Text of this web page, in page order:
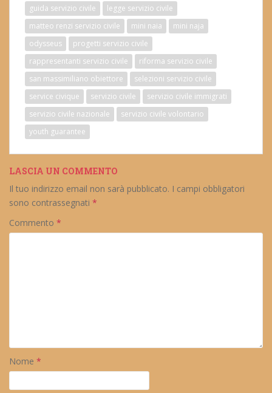
guida servizio civile
legge servizio civile
matteo renzi servizio civile
mini naia
mini naja
odysseus
progetti servizio civile
rappresentanti servizio civile
riforma servizio civile
san massimiliano obiettore
selezioni servizio civile
service civique
servizio civile
servizio civile immigrati
servizio civile nazionale
servizio civile volontario
youth guarantee
LASCIA UN COMMENTO
Il tuo indirizzo email non sarà pubblicato. I campi obbligatori
sono contrassegnati *
Commento *
Nome *